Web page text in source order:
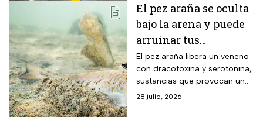
El pez araña se oculta
bajo la arena y puede
arruinar tus
vacaciones durante
este verano
El pez araña libera un veneno
con dracotoxina y serotonina,
sustancias que provocan un
dolor intenso, inflamación,
28 julio, 2026